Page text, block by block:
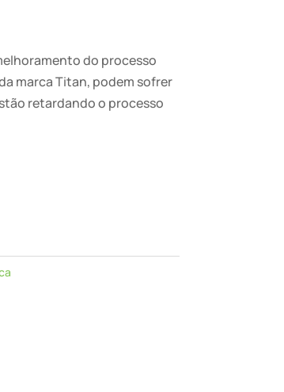
do processo
marca Titan, podem sofrer
retardando o processo